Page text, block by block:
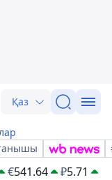
Қаз
€541.64 ₽5.71